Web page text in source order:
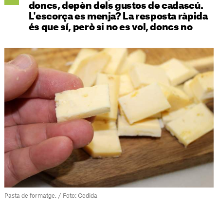
doncs, depèn dels gustos de cadascú.
L'escorça es menja? La resposta ràpida
és que sí, però si no es vol, doncs no
Pasta de formatge. / Foto: Cedida